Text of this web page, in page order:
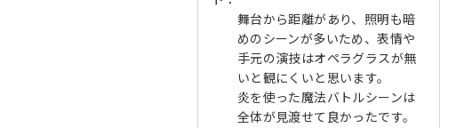
舞台から距離があり、照明も暗
めのシーンが多いため、表情や
手元の演技はオペラグラスが無
いと観にくいと思います。
炎を使った魔法バトルシーンは
全体が見渡せて良かったです。